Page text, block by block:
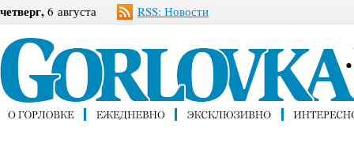
четверг, 6 августа RSS: Новости